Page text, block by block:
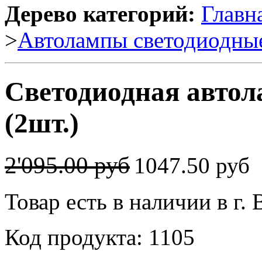
Дерево категорий:
>Автолампы
Светодиодная
(2шт.)
2'095.00 руб 1047.50 руб
Товар есть в наличии в г.
Код продукта: 1105